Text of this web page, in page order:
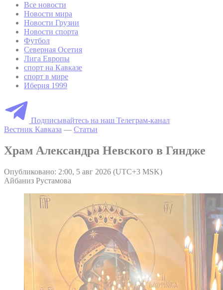
Все новости
Новости мира
Новости Грузии
Новости спорта
Футбол
Северная Осетия
Лига Европы
спорт на Кавказе
спорт в мире
Иберия 1999
Подписывайтесь на наш Телеграм-канал
Вестник Кавказа — Статьи
Храм Александра Невского в Гяндже
Опубликовано: 2:00, 5 авг 2026 (UTC+3 MSK)
Айбаниз Рустамова